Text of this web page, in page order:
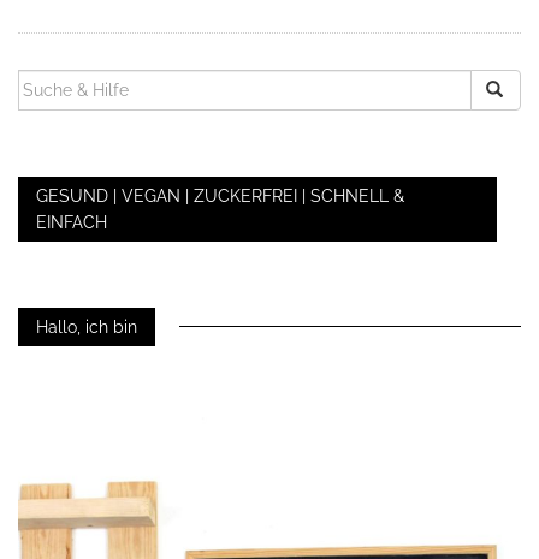
SUCHEN
NACH:
GESUND | VEGAN | ZUCKERFREI | SCHNELL &
EINFACH
Hallo, ich bin